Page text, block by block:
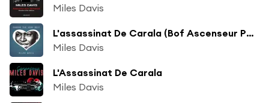
Miles Davis
L'assassinat De Carala (Bof Ascenseur Pour L'echafaud)
Miles Davis
L'Assassinat De Carala
Miles Davis